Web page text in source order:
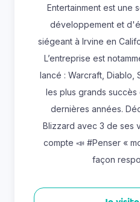
Entertainment est une
développement et
siégeant à Irvine en
L’entreprise est
lancé : Warcraft, Diablo,
les plus grands
dernières années.
Blizzard avec 3 de ses
compte 📣 #Penser «
façon